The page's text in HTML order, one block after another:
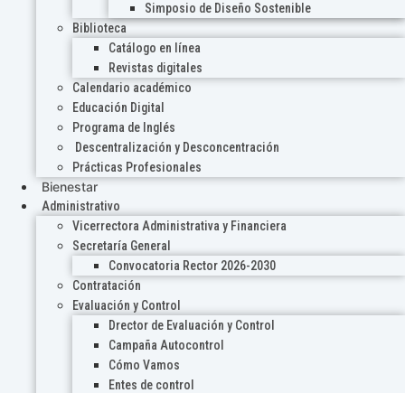
Simposio de Diseño Sostenible
Biblioteca
Catálogo en línea
Revistas digitales
Calendario académico
Educación Digital
Programa de Inglés
Descentralización y Desconcentración
Prácticas Profesionales
Bienestar
Administrativo
Vicerrectora Administrativa y Financiera
Secretaría General
Convocatoria Rector 2026-2030
Contratación
Evaluación y Control
Drector de Evaluación y Control
Campaña Autocontrol
Cómo Vamos
Entes de control